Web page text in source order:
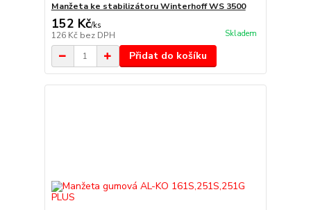
Manžeta ke stabilizátoru Winterhoff WS 3500
152 Kč/ks
126 Kč bez DPH Skladem
Přidat do košíku